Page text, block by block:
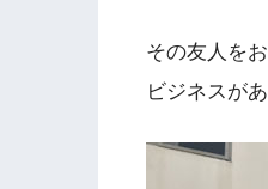
その友人を
ビジネスが